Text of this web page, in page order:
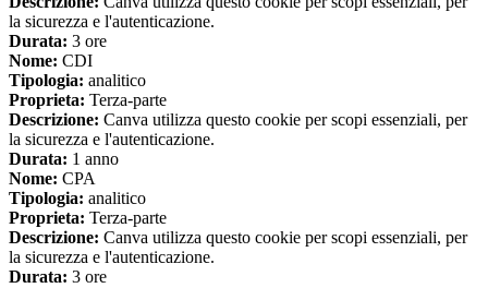
la sicurezza e l'autenticazione.
Durata: 3 ore
Nome: CDI
Tipologia: analitico
Proprieta: Terza-parte
Descrizione: Canva utilizza questo cookie per scopi essenziali, per
la sicurezza e l'autenticazione.
Durata: 1 anno
Nome: CPA
Tipologia: analitico
Proprieta: Terza-parte
Descrizione: Canva utilizza questo cookie per scopi essenziali, per
la sicurezza e l'autenticazione.
Durata: 3 ore